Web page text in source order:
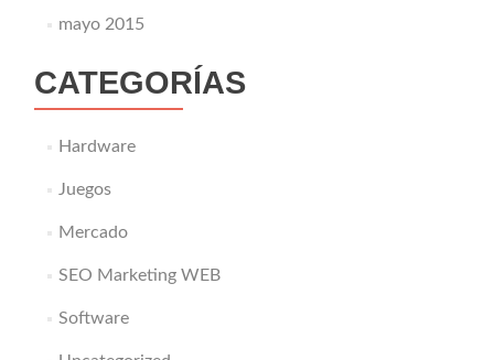
mayo 2015
CATEGORÍAS
Hardware
Juegos
Mercado
SEO Marketing WEB
Software